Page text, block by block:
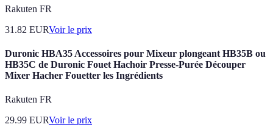
Rakuten FR
31.82 EURVoir le prix
Duronic HBA35 Accessoires pour Mixeur plongeant HB35B ou
HB35C de Duronic Fouet Hachoir Presse-Purée Découper
Mixer Hacher Fouetter les Ingrédients
Rakuten FR
29.99 EURVoir le prix